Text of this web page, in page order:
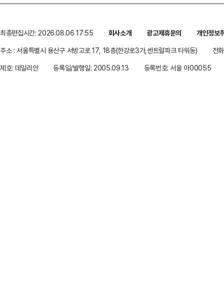
최종편집시간: 2026.08.06 17:55 회사소개 광고제휴문의
개인정보
주소 : 서울특별시 용산구 서빙고로 17, 18층(한강로3가,센트럴파크 타워동)
전
제호: 데일리안
등록일/발행일: 2005.09.13 등록번호: 서울 아00055